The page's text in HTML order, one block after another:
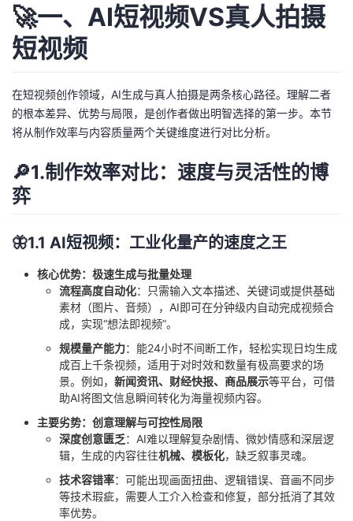
🚀一、AI短视频VS真人拍摄
短视频
在短视频创作领域，AI生成与真人拍摄是两条核心路径。理解二者
的根本差异、优势与局限，是创作者做出明智选择的第一步。本节
将从制作效率与内容质量两个关键维度进行对比分析。
🔎1.制作效率对比：速度与灵活性的博
弈
🦋1.1 AI短视频：工业化量产的速度之王
核心优势：极速生成与批量处理
流程高度自动化：只需输入文本描述、关键词或提供基础
素材（图片、音频），AI即可在分钟级内自动完成视频合
成，实现“想法即视频”。
规模量产能力：能24小时不间断工作，轻松实现日均生成
成百上千条视频，适用于对时效和数量有极高要求的场
景。例如， 新闻资讯、财经快报、商品展示等平台，可借
助AI将图文信息瞬间转化为海量视频内容。
主要劣势：创意理解与可控性局限
深度创意匮乏：AI难以理解复杂剧情、微妙情感和深层逻
辑，生成的内容往往机械、模板化，缺乏叙事灵魂。
技术容错率：可能出现画面扭曲、逻辑错误、音画不同步
等技术瑕疵，需要人工介入检查和修复，部分抵消了其效
率优势。